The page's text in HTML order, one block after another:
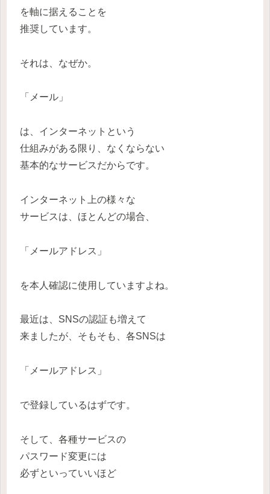
を軸に据えることを
推奨しています。
それは、なぜか。
「メール」
は、インターネットという
仕組みがある限り、なくならない
基本的なサービスだからです。
インターネット上の様々な
サービスは、ほとんどの場合、
「メールアドレス」
を本人確認に使用していますよね。
最近は、SNSの認証も増えて
来ましたが、そもそも、各SNSは
「メールアドレス」
で登録しているはずです。
そして、各種サービスの
パスワード変更には
必ずといっていいほど